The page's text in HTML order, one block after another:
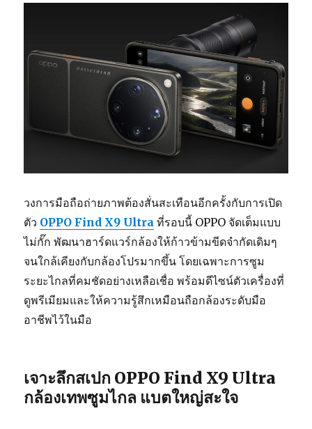
วงการมือถือถ่ายภาพต้องสั่นสะเทือนอีกครั้งกับการเปิด
ตัว OPPO Find X9 Ultra ที่รอบนี้ OPPO จัดเต็มแบบ
ไม่กั๊ก พัฒนาฮาร์ดแวร์กล้องให้ก้าวข้ามขีดจำกัดเดิมๆ
จนใกล้เคียงกับกล้องโปรมากขึ้น โดยเฉพาะการซูม
ระยะไกลที่คมชัดอย่างเหลือเชื่อ พร้อมดีไซน์ตัวเครื่องที่
ดูพรีเมียมและให้ความรู้สึกเหมือนถือกล้องระดับมือ
อาชีพไว้ในมือ
เจาะลึกสเปก OPPO Find X9 Ultra
กล้องเทพซูมไกล แบตใหญ่สะใจ